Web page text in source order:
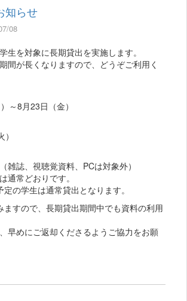
知らせ
08
生を対象に長期貸出を実施します。
間が長くなりますので、どうぞご利用く
8月23日（金）
誌、視聴覚資料、PCは対象外）
常どおりです。
の学生は通常貸出となります。
ますので、長期貸出期間中でも資料の利用
早めにご返却くださるようご協力をお願